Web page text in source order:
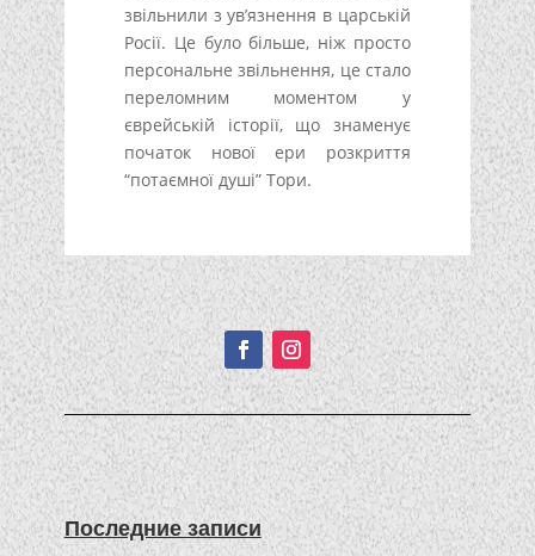
звільнили з ув’язнення в царській
Росії. Це було більше, ніж просто
персональне звільнення, це стало
переломним моментом у
єврейській історії, що знаменує
початок нової ери розкриття
“потаємної душі” Тори.
Подписывайтесь!
Последние записи